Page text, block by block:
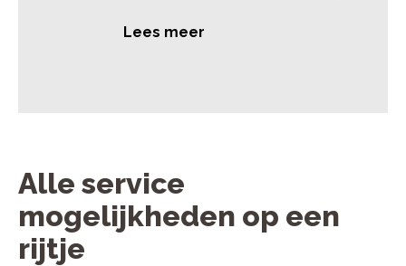
Lees meer
Alle service
mogelijkheden op een
rijtje